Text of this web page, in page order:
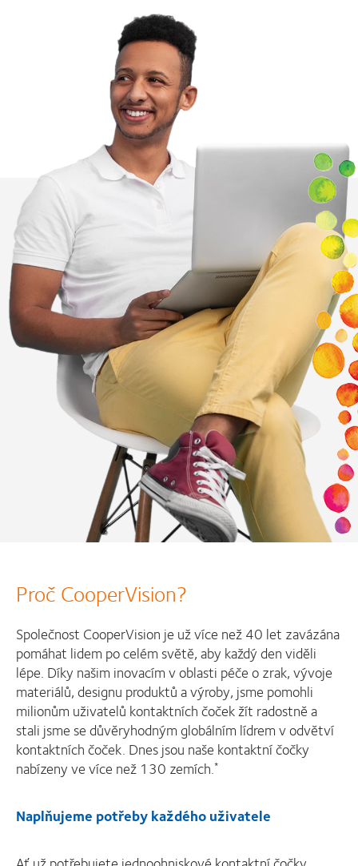
Proč CooperVision?
Společnost CooperVision je už více než 40 let zavázána
pomáhat lidem po celém světě, aby každý den viděli
lépe. Díky našim inovacím v oblasti péče o zrak, vývoje
materiálů, designu produktů a výroby, jsme pomohli
milionům uživatelů kontaktních čoček žít radostně a
stali jsme se důvěryhodným globálním lídrem v odvětví
kontaktních čoček. Dnes jsou naše kontaktní čočky
nabízeny ve více než 130 zemích.*
Naplňujeme potřeby každého uživatele